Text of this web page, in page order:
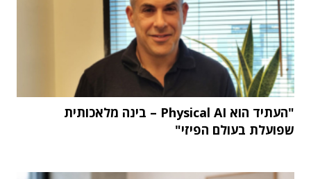
"העתיד הוא Physical AI – בינה מלאכותית
שפועלת בעולם הפיזי"